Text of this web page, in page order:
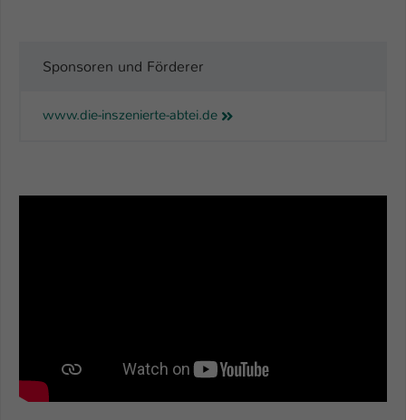
Sponsoren und Förderer
www.die-inszenierte-abtei.de